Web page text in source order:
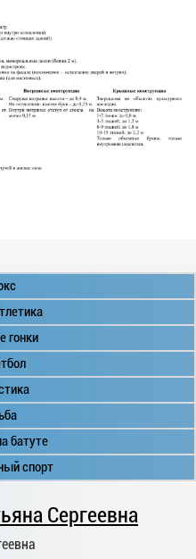
батуте
спорт
Сергеевна